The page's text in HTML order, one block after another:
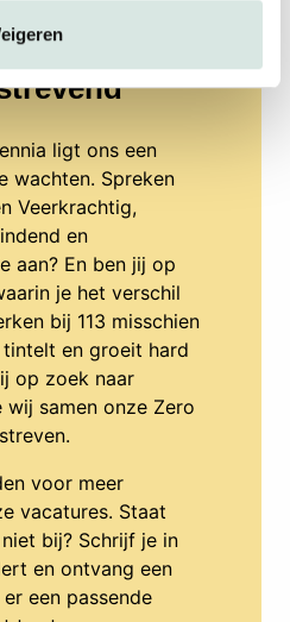
Verbindend
ligt ons een
wachten. Spreken
Veerkrachtig,
en
aan? En ben jij op
je het verschil
bij 113 misschien
tintelt en groeit hard
op zoek naar
wij samen onze Zero
voor meer
vacatures. Staat
bij? Schrijf je in
en ontvang een
een passende